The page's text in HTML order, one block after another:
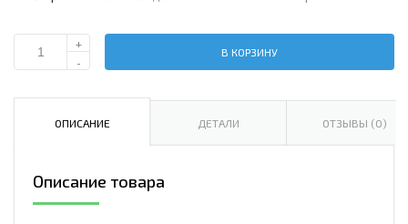
Количество
сэндвич-
ширина
1200
+
-
В КОРЗИНУ
ОПИСАНИЕ ДЕТАЛИ ОТЗЫВЫ (0)
Описание товара